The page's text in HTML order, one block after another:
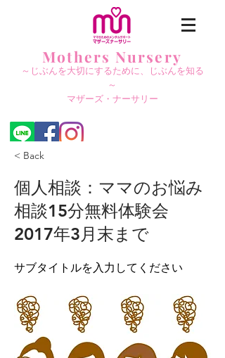
Mothers Nursery
～じぶんを大切にするために、じぶんを知る
～
​マザーズ・ナーサリー
< Back
個人相談：ママのお悩み
相談15分無料体験会
2017年3月末まで
サブタイトルを入力してください